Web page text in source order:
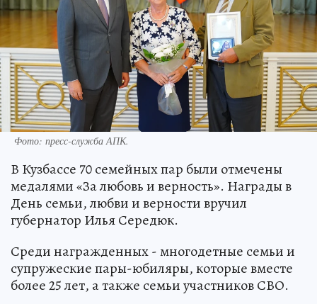
Фото: пресс-служба АПК.
В Кузбассе 70 семейных пар были отмечены
медалями «За любовь и верность». Награды в
День семьи, любви и верности вручил
губернатор Илья Середюк.
Среди награжденных - многодетные семьи и
супружеские пары-юбиляры, которые вместе
более 25 лет, а также семьи участников СВО.